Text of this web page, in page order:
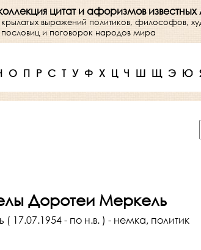
цитат и афоризмов
крылатых выражений политиков, философов,
пословиц и поговорок народов мира
О П Р С Т У Ф Х Ц Ч Ш Щ Э Ю
Доротеи Меркель
17.07.1954 - по н.в. ) - немка, политик